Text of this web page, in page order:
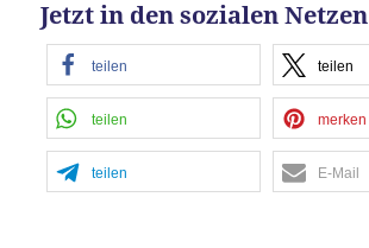
Jetzt in den sozialen
teilen teilen
teilen merken
teilen E-Mail